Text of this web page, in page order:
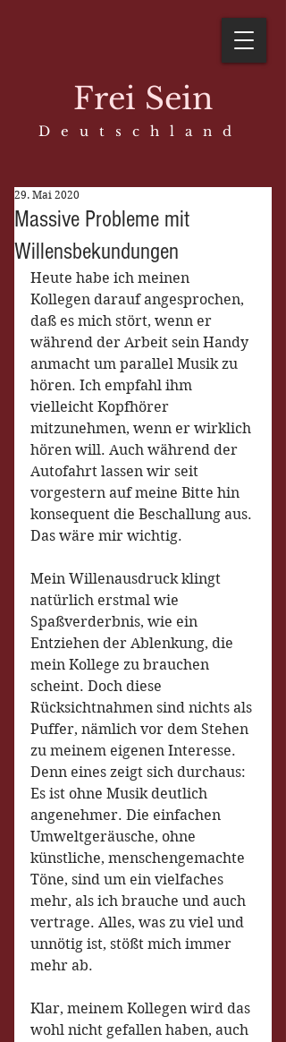
Frei Sein
D e u t s c h l a n d
Massive Probleme mit
Willensbekundungen
29. Mai 2020
Heute habe ich meinen
Kollegen darauf angesprochen,
daß es mich stört, wenn er
während der Arbeit sein Handy
anmacht um parallel Musik zu
hören. Ich empfahl ihm
vielleicht Kopfhörer
mitzunehmen, wenn er wirklich
hören will. Auch während der
Autofahrt lassen wir seit
vorgestern auf meine Bitte hin
konsequent die Beschallung aus.
Das wäre mir wichtig.
Mein Willenausdruck klingt
natürlich erstmal wie
Spaßverderbnis, wie ein
Entziehen der Ablenkung, die
mein Kollege zu brauchen
scheint. Doch diese
Rücksichtnahmen sind nichts als
Puffer, nämlich vor dem Stehen
zu meinem eigenen Interesse.
Denn eines zeigt sich durchaus:
Es ist ohne Musik deutlich
angenehmer. Die einfachen
Umweltgeräusche, ohne
künstliche, menschengemachte
Töne, sind um ein vielfaches
mehr, als ich brauche und auch
vertrage. Alles, was zu viel und
unnötig ist, stößt mich immer
mehr ab.
Klar, meinem Kollegen wird das
wohl nicht gefallen haben, auch